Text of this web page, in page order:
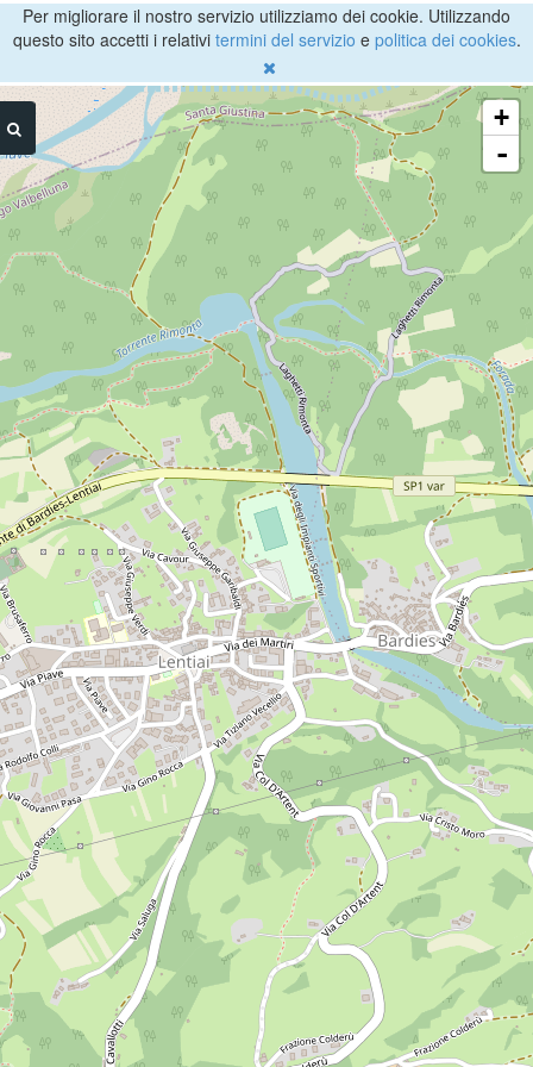
Per migliorare il nostro servizio utilizziamo dei cookie. Utilizzando
questo sito accetti i relativi termini del servizio e politica dei cookies.
+
-